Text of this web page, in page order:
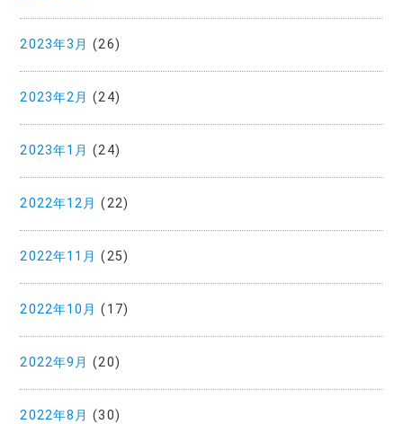
2023年3月 (26)
2023年2月 (24)
2023年1月 (24)
2022年12月 (22)
2022年11月 (25)
2022年10月 (17)
2022年9月 (20)
2022年8月 (30)